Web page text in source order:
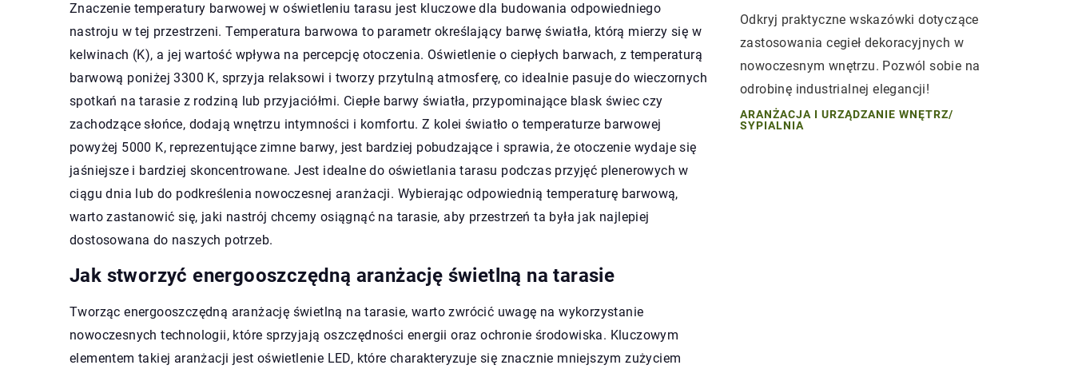
Znaczenie temperatury barwowej w oświetleniu tarasu jest kluczowe dla budowania odpowiedniego
nastroju w tej przestrzeni. Temperatura barwowa to parametr określający barwę światła, którą mierzy się w
kelwinach (K), a jej wartość wpływa na percepcję otoczenia. Oświetlenie o ciepłych barwach, z temperaturą
barwową poniżej 3300 K, sprzyja relaksowi i tworzy przytulną atmosferę, co idealnie pasuje do wieczornych
spotkań na tarasie z rodziną lub przyjaciółmi. Ciepłe barwy światła, przypominające blask świec czy
zachodzące słońce, dodają wnętrzu intymności i komfortu. Z kolei światło o temperaturze barwowej
powyżej 5000 K, reprezentujące zimne barwy, jest bardziej pobudzające i sprawia, że otoczenie wydaje się
jaśniejsze i bardziej skoncentrowane. Jest idealne do oświetlania tarasu podczas przyjęć plenerowych w
ciągu dnia lub do podkreślenia nowoczesnej aranżacji. Wybierając odpowiednią temperaturę barwową,
warto zastanowić się, jaki nastrój chcemy osiągnąć na tarasie, aby przestrzeń ta była jak najlepiej
dostosowana do naszych potrzeb.
Jak stworzyć energooszczędną aranżację świetlną na tarasie
Tworząc energooszczędną aranżację świetlną na tarasie, warto zwrócić uwagę na wykorzystanie
nowoczesnych technologii, które sprzyjają oszczędności energii oraz ochronie środowiska. Kluczowym
elementem takiej aranżacji jest oświetlenie LED, które charakteryzuje się znacznie mniejszym zużyciem
Odkryj praktyczne wskazówki dotyczące
zastosowania cegieł dekoracyjnych w
nowoczesnym wnętrzu. Pozwól sobie na
odrobinę industrialnej elegancji!
ARANŻACJA I URZĄDZANIE WNĘTRZ/
SYPIALNIA